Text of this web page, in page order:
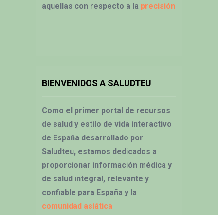
aquellas con respecto a la precisión
BIENVENIDOS A SALUDTEU
Como el primer portal de recursos
de salud y estilo de vida interactivo
de España desarrollado por
Saludteu, estamos dedicados a
proporcionar información médica y
de salud integral, relevante y
confiable para España y la
comunidad asiática